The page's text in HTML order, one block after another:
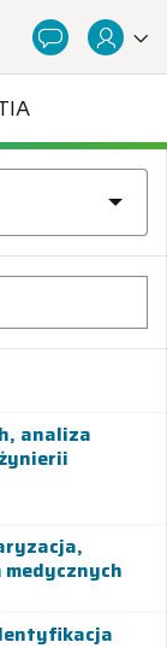
analiza